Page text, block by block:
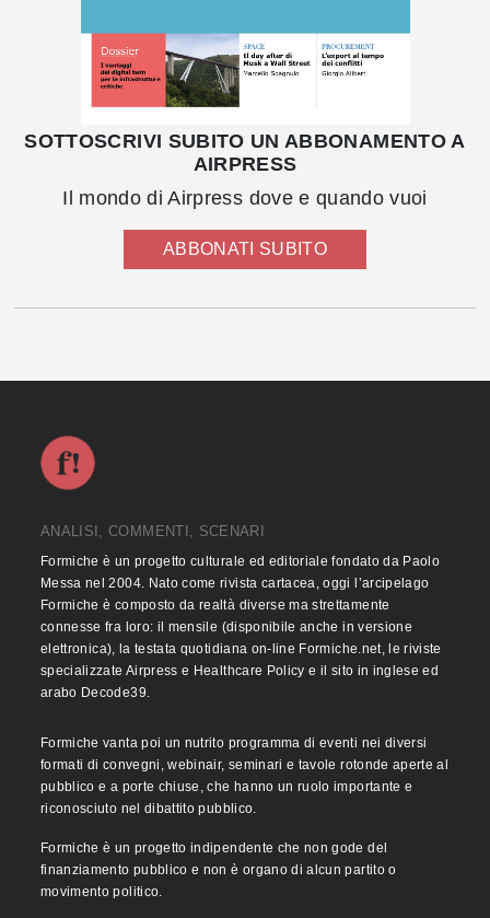
SOTTOSCRIVI SUBITO UN ABBONAMENTO A
AIRPRESS
Il mondo di Airpress dove e quando vuoi
ABBONATI SUBITO
ANALISI, COMMENTI, SCENARI
Formiche è un progetto culturale ed editoriale fondato da Paolo
Messa nel 2004. Nato come rivista cartacea, oggi l’arcipelago
Formiche è composto da realtà diverse ma strettamente
connesse fra loro: il mensile (disponibile anche in versione
elettronica), la testata quotidiana on-line Formiche.net, le riviste
specializzate Airpress e Healthcare Policy e il sito in inglese ed
arabo Decode39.
Formiche vanta poi un nutrito programma di eventi nei diversi
formati di convegni, webinair, seminari e tavole rotonde aperte al
pubblico e a porte chiuse, che hanno un ruolo importante e
riconosciuto nel dibattito pubblico.
Formiche è un progetto indipendente che non gode del
finanziamento pubblico e non è organo di alcun partito o
movimento politico.